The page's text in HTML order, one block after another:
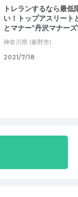
トレランするなら最低
い！トップアスリート
とマナー”丹沢マナーズ
神奈川県 (秦野市)
2021/7/18